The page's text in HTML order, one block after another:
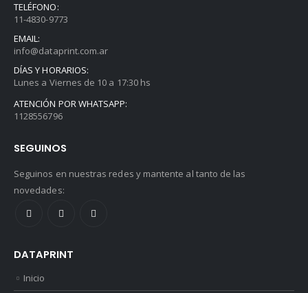
TELÉFONO:
11-4830-9773
EMAIL:
info@dataprint.com.ar
DÍAS Y HORARIOS:
Lunes a Viernes de 10 a 17:30 hs
ATENCIÓN POR WHATSAPP:
1128556796
SEGUINOS
Seguinos en nuestras redes y mantente al tanto de las
novedades:
DATAPRINT
Inicio